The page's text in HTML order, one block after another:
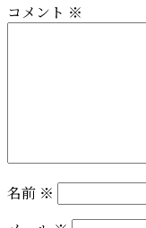
コメント ※
名前 ※